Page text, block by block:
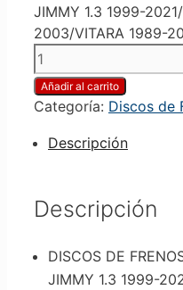
JIMMY 1.3 1999-
2003/VITARA 1989-
Añadir al carrito
Categoría: Discos de
Descripción
Descripción
DISCOS DE
JIMMY 1.3 1999-